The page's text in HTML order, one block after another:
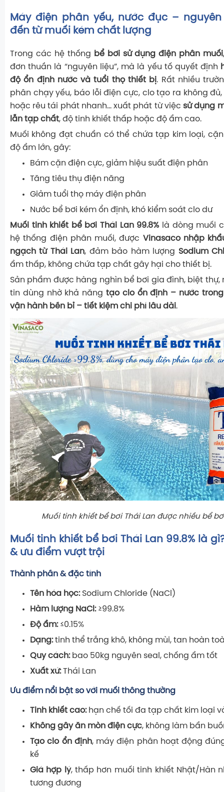
Máy điện phân yếu, nước đục –
đến từ muối kém chất lượng
Trong các hệ thống bể bơi sử dụng điện phân muối
đơn thuần là “nguyên liệu”, mà là yếu tố quyết định
độ ổn định nước và tuổi thọ thiết bị. Rất nhiều
phân chạy yếu, báo lỗi điện cực, clo tạo ra không
hoặc rêu tái phát nhanh… xuất phát từ việcsử dụng
lẫn tạp chất, độ tinh khiết thấp hoặc độ ẩm cao.
Muối không đạt chuẩn có thể chứa tạp kim loại,
độ ẩm lớn, gây:
Bám cặn điện cực, giảm hiệu suất điện phân
Tăng tiêu thụ điện năng
Giảm tuổi thọ máy điện phân
Nước bể bơi kém ổn định, khó kiểm soát clo dư
Muối tinh khiết bể bơi Thái Lan 99.8% là dòng muối
hệ thống điện phân muối, được Vinasaco nhập
ngạch từ Thái Lan, đảm bảo hàm lượng Sodium
ẩm thấp, không chứa tạp chất gây hại cho thiết bị.
Sản phẩm được hàng nghìn bể bơi gia đình, biệt thự,
tin dùng nhờ khả năng tạo clo ổn định – nước
vận hành bền bỉ – tiết kiệm chi phí lâu dài.
Muối tinh khiết bể bơi Thái Lan được nhiều bể
Muối tinh khiết bể bơi Thái Lan 99.8% là
& ưu điểm vượt trội
Thành phần & đặc tính
Tên hóa học:Sodium Chloride (NaCl)
Hàm lượng NaCl:≥99.8%
Độ ẩm:≤0.15%
Dạng:tinh thể trắng khô, không mùi, tan hoàn
Quy cách:bao 50kg nguyên seal, chống ẩm tốt
Xuất xứ:Thái Lan
Ưu điểm nổi bật so với muối thông thường
Tinh khiết cao:hạn chế tối đa tạp chất kim loại
Không gây ăn mòn điện cực, không làm bẩn
Tạo clo ổn định, máy điện phân hoạt động
kế
Giá hợp lý, thấp hơn muối tinh khiết Nhật/Hàn
tương đương